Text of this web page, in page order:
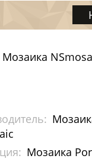
Мозаика
Мозаика